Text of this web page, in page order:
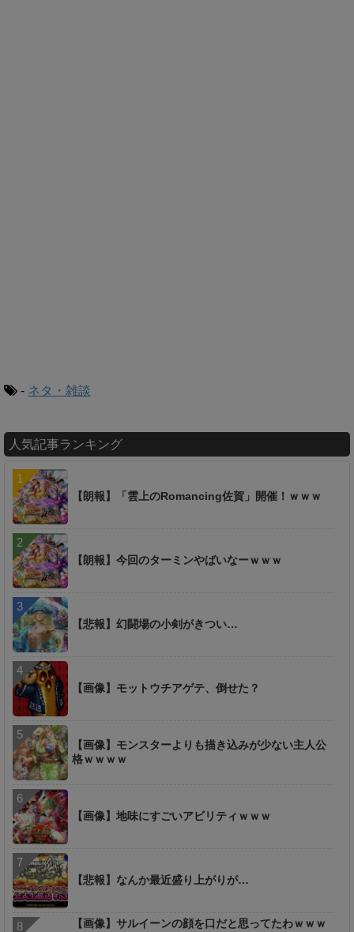
- ネタ・雑談
人気記事ランキング
【朗報】「雲上のRomancing佐賀」開催！ｗｗｗ
【朗報】今回のターミンやばいなーｗｗｗ
【悲報】幻闘場の小剣がきつい…
【画像】モットウチアゲテ、倒せた？
【画像】モンスターよりも描き込みが少ない主人公
格ｗｗｗｗ
【画像】地味にすごいアビリティｗｗｗ
【悲報】なんか最近盛り上がりが…
【画像】サルイーンの顔を口だと思ってたわｗｗｗ